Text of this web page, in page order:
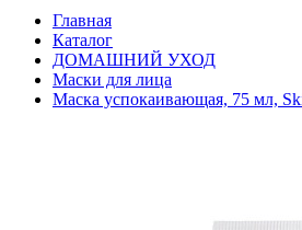
Главная
Каталог
ДОМАШНИЙ УХОД
Маски для лица
Маска успокаивающая, 75 мл,